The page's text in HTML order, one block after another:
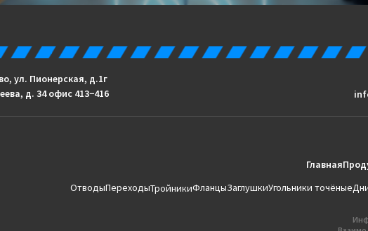
ОтводыПереходыТройникиФланцыЗаглушкиУгольники точёные
Главная
ул. Пионерская, д.1г
д. 34 офис 413−416